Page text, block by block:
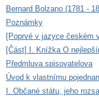
Bernard Bolzano (1781 -
Poznámky
[Poprvé v jazyce českém
[Část] I. Knížka O
Předmluva spisovatelova
Úvod k vlastnímu
I. Občané státu, jeho